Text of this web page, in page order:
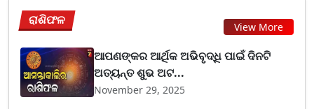
ରାଶିଫଳ View More
ଆପଣଙ୍କର ଆର୍ଥିକ ଅଭିବୃଦ୍ଧି ପାଇଁ ଦିନଟି
ଅତ୍ୟନ୍ତ ଶୁଭ ଅଟ...
November 29, 2025